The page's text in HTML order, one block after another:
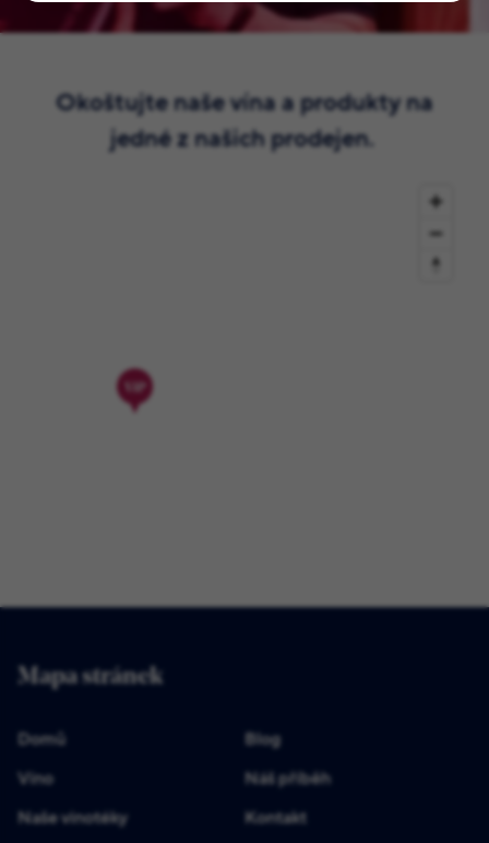
Okoštujte naše vína a produkty na
jedné z našich prodejen.
Mapa stránek
Domů
Blog
Víno
Náš příběh
Naše vinotéky
Kontakt